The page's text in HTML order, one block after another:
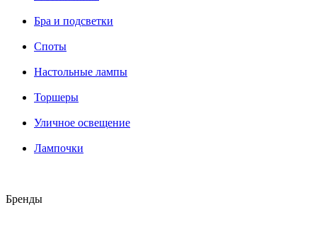
Бра и подсветки
Споты
Настольные лампы
Торшеры
Уличное освещение
Лампочки
Бренды